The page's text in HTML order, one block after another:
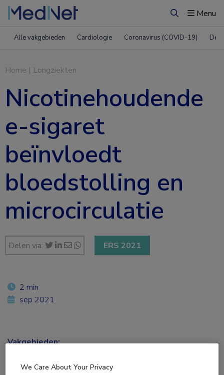
ZoekenMenu
Alle vakgebieden Cardiologie Coronavirus (COVID-19)
Home | Longziekten
Nicotinehoudende
e-sigaret
beïnvloedt
bloedstolling en
microcirculatie
Delen via: ERS 2021
2 min
sep 2021
Vakgebieden:
We Care About Your Privacy